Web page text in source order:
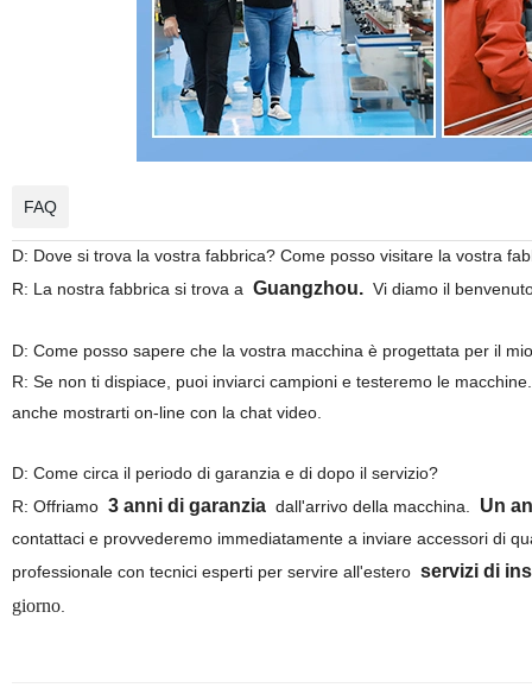
FAQ
D: Dove si trova la vostra fabbrica? Come posso visitare la vostra
R: La nostra fabbrica si trova a Guangzhou. Vi diamo il
D: Come posso sapere che la vostra macchina è progettata per il
R: Se non ti dispiace, puoi inviarci campioni e testeremo le
anche mostrarti on-line con la chat video.
D: Come circa il periodo di garanzia e di dopo il servizio?
R: Offriamo 3 anni di garanzia dall'arrivo della macchina. Un
contattaci e provvederemo immediatamente a inviare accessori di
professionale con tecnici esperti per servire all'estero servizi di
giorno.